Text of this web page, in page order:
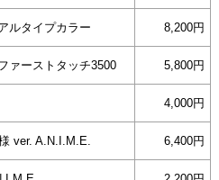
ルタイプカラー 8,200円
ァーストタッチ3500 5,800円
4,000円
ver. A.N.I.M.E. 6,400円